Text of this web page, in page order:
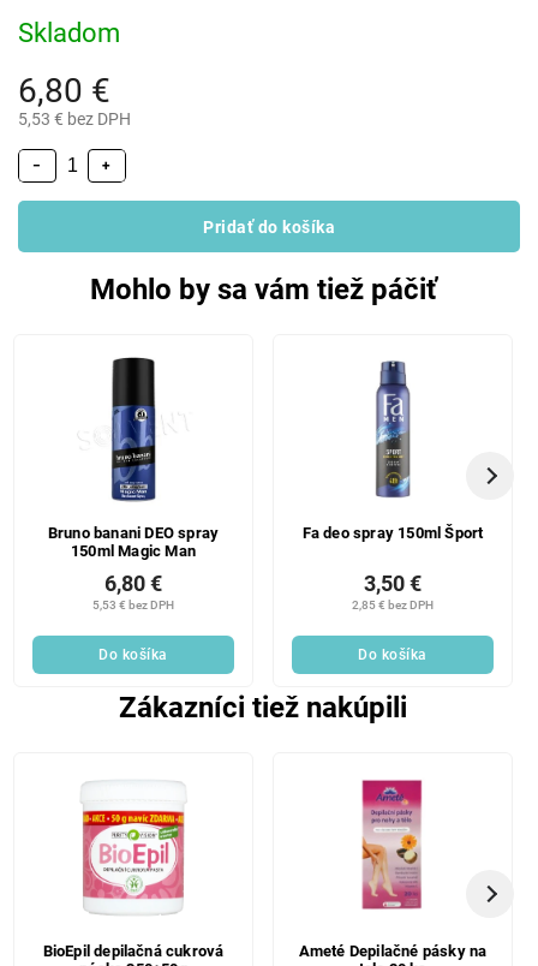
6,80 €
5,53 € bez DPH
Skladom
+
−
Pridať do košíka
Mohlo by sa vám tiež páčiť
Bruno banani DEO spray
150ml Magic Man
5,53 € bez DPH
6,80 €
Do košíka
Fa deo spray 150ml Šport
2,85 € bez DPH
3,50 €
Do košíka
Zákazníci tiež nakúpili
BioEpil depilačná cukrová
Ameté Depilačné pásky na